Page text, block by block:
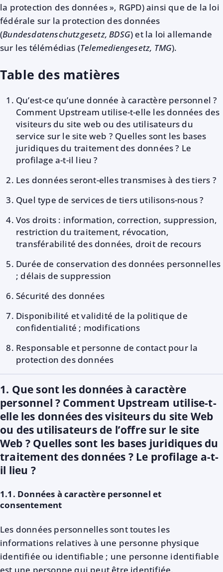
la protection des données », RGPD) ainsi que de la loi
fédérale sur la protection des données
(Bundesdatenschutzgesetz, BDSG) et la loi allemande
sur les télémédias (Telemediengesetz, TMG).
Table des matières
Qu’est-ce qu’une donnée à caractère personnel ?
Comment Upstream utilise-t-elle les données des
visiteurs du site web ou des utilisateurs du
service sur le site web ? Quelles sont les bases
juridiques du traitement des données ? Le
profilage a-t-il lieu ?
Les données seront-elles transmises à des tiers ?
Quel type de services de tiers utilisons-nous ?
Vos droits : information, correction, suppression,
restriction du traitement, révocation,
transférabilité des données, droit de recours
Durée de conservation des données personnelles
; délais de suppression
Sécurité des données
Disponibilité et validité de la politique de
confidentialité ; modifications
Responsable et personne de contact pour la
protection des données
1. Que sont les données à caractère
personnel ? Comment Upstream utilise-t-
elle les données des visiteurs du site Web
ou des utilisateurs de l’offre sur le site
Web ? Quelles sont les bases juridiques du
traitement des données ? Le profilage a-t-
il lieu ?
1.1. Données à caractère personnel et
consentement
Les données personnelles sont toutes les
informations relatives à une personne physique
identifiée ou identifiable ; une personne identifiable